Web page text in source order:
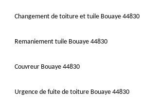
Changement de toiture et tuile Bouaye 44830
Remaniement tuile Bouaye 44830
Couvreur Bouaye 44830
Urgence de fuite de toiture Bouaye 44830